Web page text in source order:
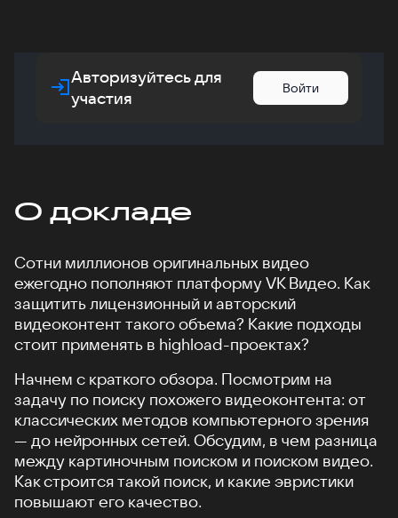
Авторизуйтесь для
участия
Войти
О докладе
Сотни миллионов оригинальных видео
ежегодно пополняют платформу VK Видео. Как
защитить лицензионный и авторский
видеоконтент такого объема? Какие подходы
стоит применять в highload-проектах?
Начнем с краткого обзора. Посмотрим на
задачу по поиску похожего видеоконтента: от
классических методов компьютерного зрения
— до нейронных сетей. Обсудим, в чем разница
между картиночным поиском и поиском видео.
Как строится такой поиск, и какие эвристики
повышают его качество.